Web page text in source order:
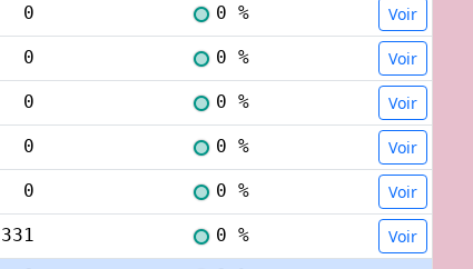
0 0 % Voir
0 0 % Voir
0 0 % Voir
0 0 % Voir
0 0 % Voir
331 0 % Voir